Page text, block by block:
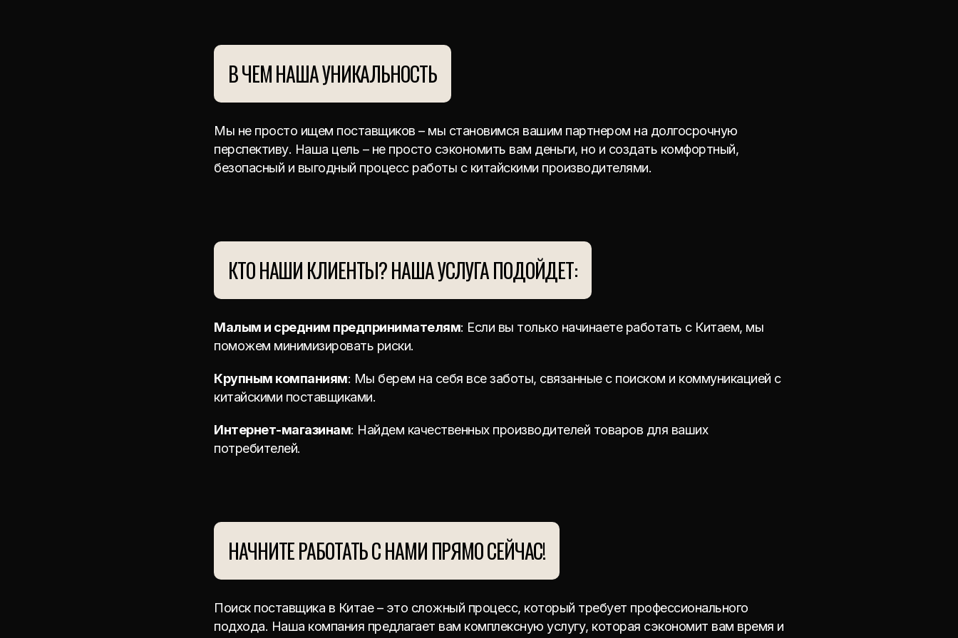
В ЧЕМ НАША УНИКАЛЬНОСТЬ
Мы не просто ищем поставщиков – мы становимся вашим партнером на долгосрочную
перспективу. Наша цель – не просто сэкономить вам деньги, но и создать комфортный,
безопасный и выгодный процесс работы с китайскими производителями.
КТО НАШИ КЛИЕНТЫ? НАША УСЛУГА ПОДОЙДЕТ:
Малым и средним предпринимателям: Если вы только начинаете работать с Китаем, мы
поможем минимизировать риски.
Крупным компаниям: Мы берем на себя все заботы, связанные с поиском и коммуникацией с
китайскими поставщиками.
Интернет-магазинам: Найдем качественных производителей товаров для ваших
потребителей.
НАЧНИТЕ РАБОТАТЬ С НАМИ ПРЯМО СЕЙЧАС!
Поиск поставщика в Китае – это сложный процесс, который требует профессионального
подхода. Наша компания предлагает вам комплексную услугу, которая сэкономит вам время и